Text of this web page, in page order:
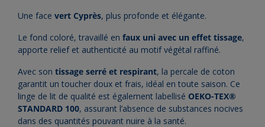
Une face vert Cyprès, plus profonde et élégante.
Le fond coloré, travaillé en faux uni avec un effet tissage,
apporte relief et authenticité au motif végétal raffiné.
Avec son tissage serré et respirant, la percale de coton
garantit un toucher doux et frais, idéal en toute saison. Ce
linge de lit de qualité est également labellisé OEKO-TEX®
STANDARD 100, assurant l’absence de substances nocives
dans des quantités pouvant nuire à la santé.